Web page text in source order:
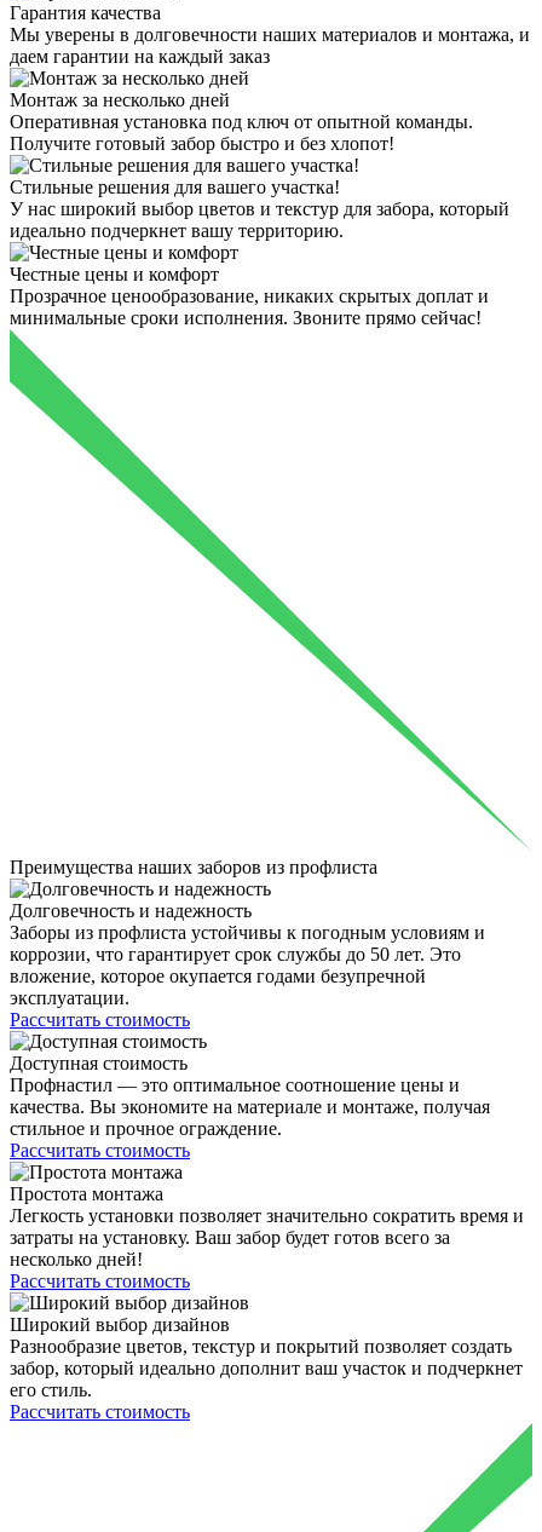
Гарантия качества
Мы уверены в долговечности наших материалов и монтажа, и
даем гарантии на каждый заказ
Монтаж за несколько дней
Оперативная установка под ключ от опытной команды.
Получите готовый забор быстро и без хлопот!
Стильные решения для вашего участка!
У нас широкий выбор цветов и текстур для забора, который
идеально подчеркнет вашу территорию.
Честные цены и комфорт
Прозрачное ценообразование, никаких скрытых доплат и
минимальные сроки исполнения. Звоните прямо сейчас!
Преимущества наших заборов из профлиста
Долговечность и надежность
Заборы из профлиста устойчивы к погодным условиям и
коррозии, что гарантирует срок службы до 50 лет. Это
вложение, которое окупается годами безупречной
эксплуатации.
Рассчитать стоимость
Доступная стоимость
Профнастил — это оптимальное соотношение цены и
качества. Вы экономите на материале и монтаже, получая
стильное и прочное ограждение.
Рассчитать стоимость
Простота монтажа
Легкость установки позволяет значительно сократить время и
затраты на установку. Ваш забор будет готов всего за
несколько дней!
Рассчитать стоимость
Широкий выбор дизайнов
Разнообразие цветов, текстур и покрытий позволяет создать
забор, который идеально дополнит ваш участок и подчеркнет
его стиль.
Рассчитать стоимость